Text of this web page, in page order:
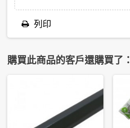
列印
購買此商品的客戶還購買了：